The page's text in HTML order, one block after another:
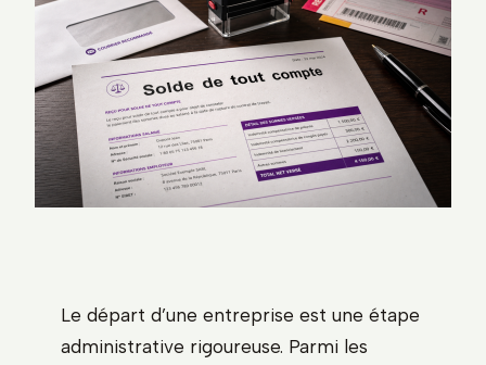
Le départ d’une entreprise est une étape
administrative rigoureuse. Parmi les